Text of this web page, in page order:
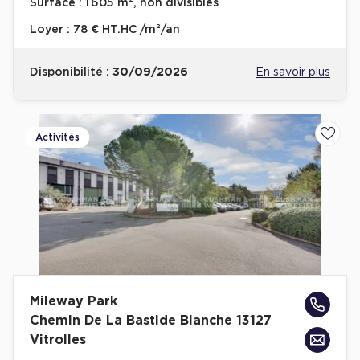
Surface : 1 605 m², non divisibles
Loyer : 78 € HT.HC /m²/an
Disponibilité : 30/09/2026 En savoir plus
Activités
Mileway Park
Chemin De La Bastide Blanche 13127
Vitrolles